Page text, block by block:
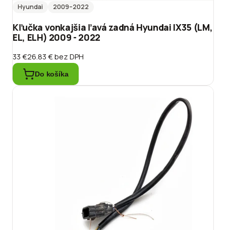
Hyundai
2009–2022
Kľučka vonkajšia ľavá zadná Hyundai IX35 (LM,
EL, ELH) 2009 - 2022
33 €26.83 €bez DPH
Do košíka